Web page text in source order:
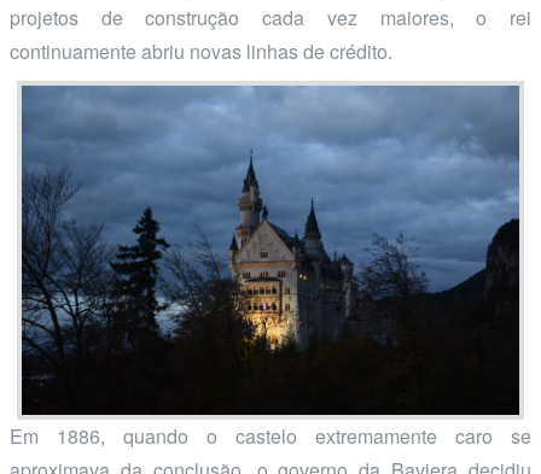
projetos de construção cada vez maiores, o rei
continuamente abriu novas linhas de crédito.
Em 1886, quando o castelo extremamente caro se